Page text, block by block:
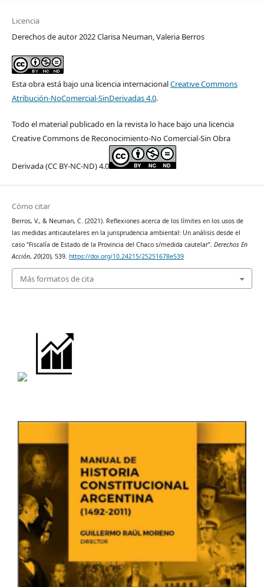
Licencia
Derechos de autor 2022 Clarisa Neuman, Valeria Berros
Esta obra está bajo una licencia internacionalCreative Commons
Atribución-NoComercial-SinDerivadas 4.0.
Todo el material publicado en la revista lo hace bajo una licencia
Creative Commons de Reconocimiento-No Comercial-Sin Obra
Derivada (CC BY-NC-ND) 4.0
Cómo citar
Berros, V., & Neuman, C. (2021). Reflexiones acerca de los límites en los usos de
las medidas anticautelares en la jurisprudencia ambiental: Un análisis desde el
caso “Fiscalía de Estado de la Provincia del Chaco s/medida cautelar”. Derechos En
Acción, 20(20), 539. https://doi.org/10.24215/25251678e539
Más formatos de cita